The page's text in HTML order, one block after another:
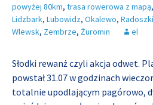
powyżej 80km, trasa rowerowa z mapą,
Lidzbark, Lubowidz, Okalewo, Radoszki
Wlewsk, Zembrze, Żuromin el
Słodki rewanż czyli akcja odwet.
powstał 31.07 w godzinach
totalnie upodlającym pagórowo,